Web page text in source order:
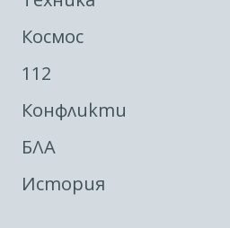
Космос
112
Конфликти
БЛА
История